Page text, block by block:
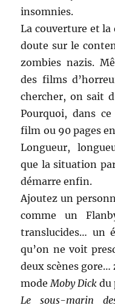
insomnies.
La couverture et la
doute sur le
zombies nazis.
des films
chercher, on sait
Pourquoi, dans
film ou 90 pages
Longueur,
que la situation
démarre enfin.
Ajoutez un
comme un
translucides… un
qu’on ne voit
deux scènes
mode Moby Dick du
Le sous-marin